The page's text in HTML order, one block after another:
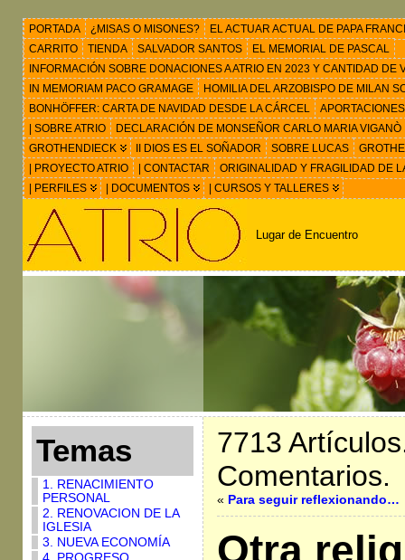
PORTADA ¿MISAS O MISONES?
EL ACTUAR ACTUAL DE PAPA
CARRITO
TIENDA SALVADOR SANTOS
EL MEMORIAL DE PASCAL
INFORMACIÓN SOBRE DONACIONES A ATRIO EN 2023 Y CANTIDAD
IN MEMORIAM PACO GRAMAGE
HOMILIA DEL ARZOBISPO DE MILAN
BONHÖFFER: CARTA DE NAVIDAD DESDE LA CÁRCEL
| SOBRE ATRIO
DECLARACIÓN DE MONSEÑOR CARLO MARIA VIGANÒ
GROTHENDIECK
II DIOS ES EL SOÑADOR SOBRE LUCAS
| PROYECTO ATRIO
| CONTACTAR
ORIGINALIDAD Y FRAGILIDAD DE
| PERFILES
| DOCUMENTOS | CURSOS Y TALLERES
Lugar de Encuentro
Temas
1. RENACIMIENTO
PERSONAL
2. RENOVACION DE LA
IGLESIA
3. NUEVA ECONOMÍA
7713
Comentarios.
« Para seguir reflexionando…
Otra